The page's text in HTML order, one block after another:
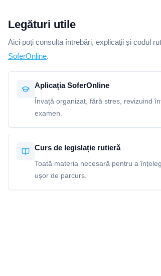
Legături utile
Aici poți consulta întrebări, explicații și codul
SoferOnline.
Aplicația SoferOnline
Învață organizat, fără stres, revizuind
examen.
Curs de legislație rutieră
Toată materia necesară pentru a
ușor de parcurs.